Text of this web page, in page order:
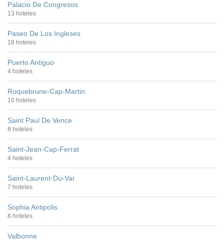
Palacio De Congresos
13 hoteles
Paseo De Los Ingleses
18 hoteles
Puerto Antiguo
4 hoteles
Roquebrune-Cap-Martin
10 hoteles
Saint Paul De Vence
8 hoteles
Saint-Jean-Cap-Ferrat
4 hoteles
Saint-Laurent-Du-Var
7 hoteles
Sophia Antipolis
8 hoteles
Valbonne